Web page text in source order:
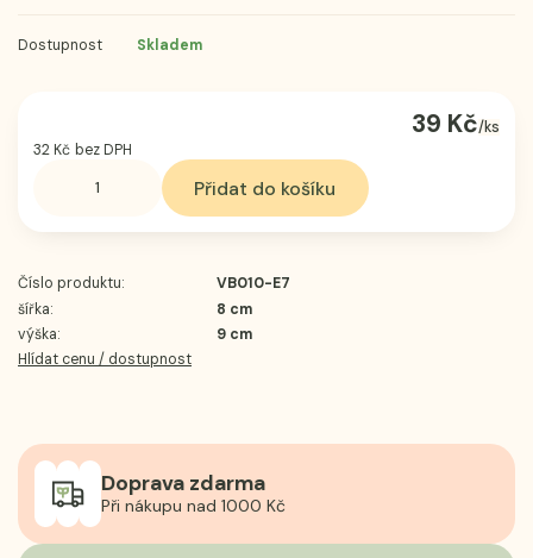
Dostupnost Skladem
39 Kč/ks
32 Kč bez DPH
Přidat do košíku
Číslo produktu:
VB010-E7
šířka:
8 cm
výška:
9 cm
Hlídat cenu / dostupnost
Doprava zdarma
Při nákupu nad 1000 Kč